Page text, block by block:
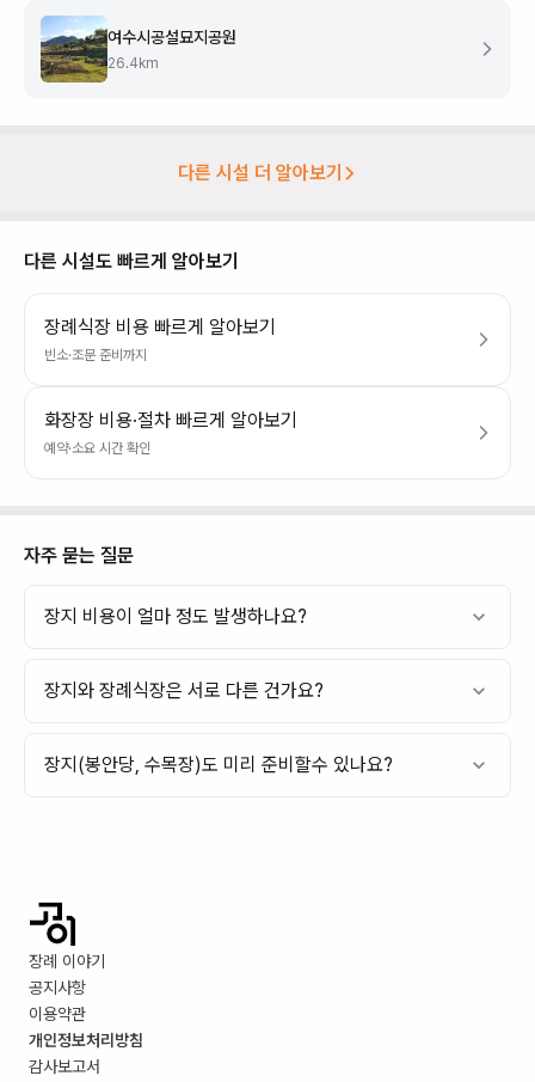
여수시공설묘지공원
26.4 km
다른 시설 더 알아보기
다른 시설도 빠르게 알아보기
장례식장 비용 빠르게 알아보기
빈소·조문 준비까지
화장장 비용·절차 빠르게 알아보기
예약·소요 시간 확인
자주 묻는 질문
장지 비용이 얼마 정도 발생하나요?
장지와 장례식장은 서로 다른 건가요?
장지(봉안당, 수목장)도 미리 준비할수 있나요?
장례 이야기
공지사항
이용약관
개인정보처리방침
감사보고서